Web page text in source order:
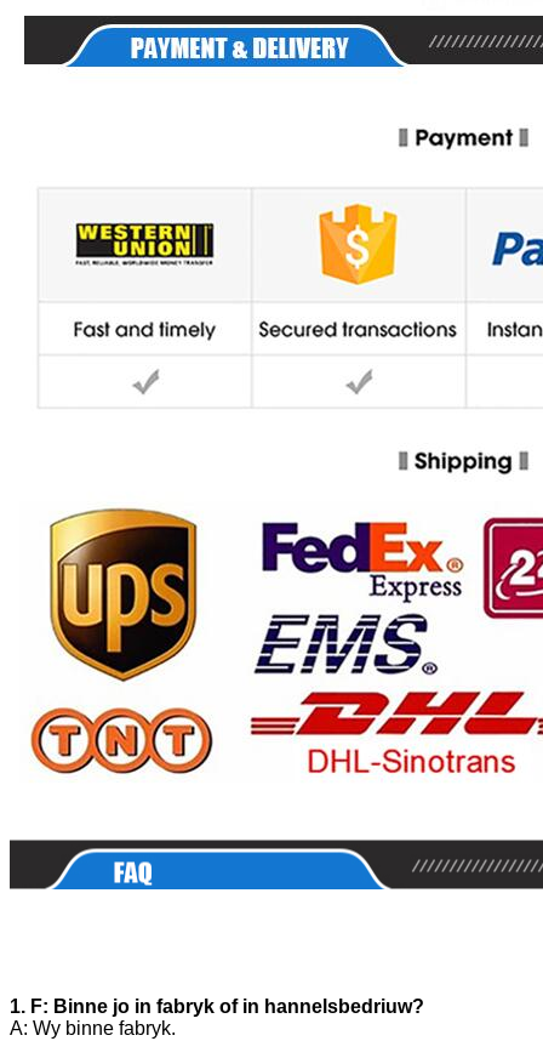
1. F: Binne jo in fabryk of in hannelsbedriuw?
A: Wy binne fabryk.